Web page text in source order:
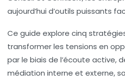
aujourd’hui d’outils puissants
Ce guide explore cinq
transformer les tensions en
par le biais de l’écoute active,
médiation interne et externe,